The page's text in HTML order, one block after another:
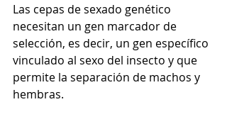
Las cepas de sexado genético
necesitan un gen marcador de
selección, es decir, un gen específico
vinculado al sexo del insecto y que
permite la separación de machos y
hembras.